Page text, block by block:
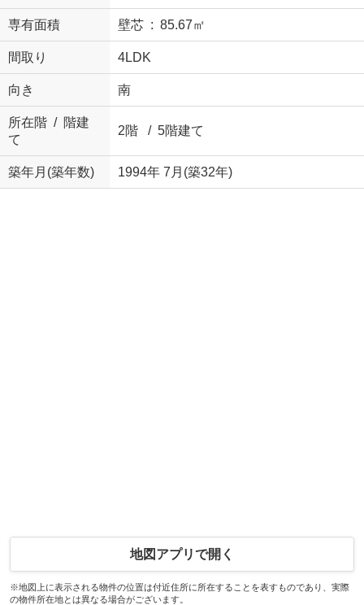
専有面積 壁芯 : 85.67㎡
間取り 4LDK
向き 南
所在階 / 階建
て
2階 / 5階建て
築年月(築年数) 1994年 7月(築32年)
地図アプリで開く
※地図上に表示される物件の位置は付近住所に所在することを表すものであり、実際
の物件所在地とは異なる場合がございます。